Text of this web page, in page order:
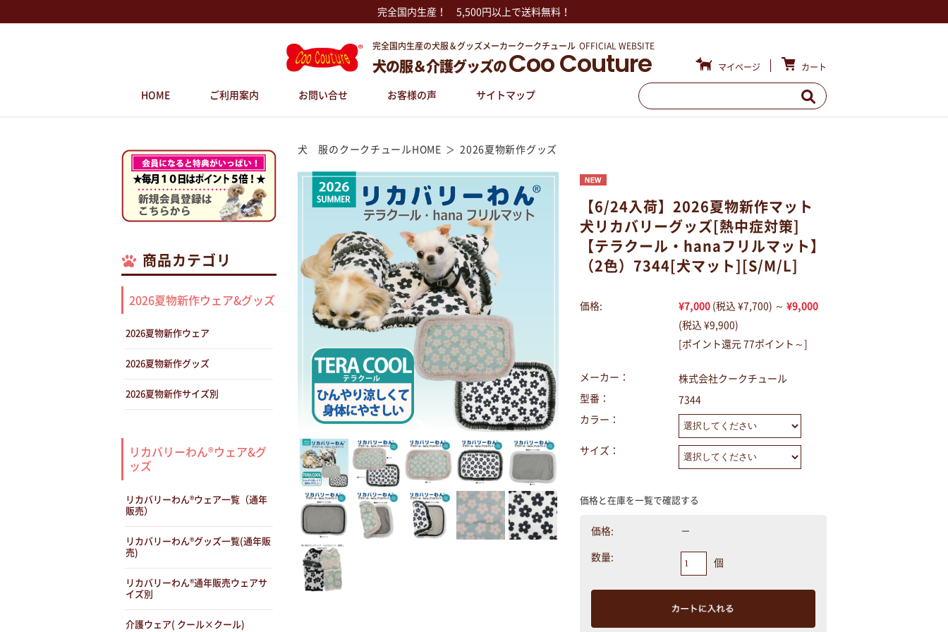
完全国内生産！ 5,500円以上で送料無料！
完全国内生産の犬服＆グッズメーカークークチュール OFFICIAL WEBSITE
犬の服＆介護グッズの Coo Couture マイページ カート
HOME ご利用案内 お問い合せ お客様の声 サイトマップ
犬 服のクークチュールHOME 2026夏物新作グッズ
【6/24入荷】2026夏物新作マット
犬リカバリーグッズ[熱中症対策]
【テラクール・hanaフリルマット】
（2色）7344[犬マット][S/M/L]
価格: ¥7,000 (税込 ¥7,700) ～ ¥9,000
(税込 ¥9,900)
[ポイント還元 77ポイント～]
メーカー：
株式会社クークチュール
型番：
7344
カラー：
サイズ：
価格と在庫を一覧で確認する
価格: －
数量:
個
商品カテゴリ
2026夏物新作ウェア&グッズ
2026夏物新作ウェア
2026夏物新作グッズ
2026夏物新作サイズ別
リカバリーわん®ウェア&グ
ッズ
リカバリーわん®ウェア一覧（通年
販売）
リカバリーわん®グッズ一覧(通年販
売)
リカバリーわん®通年販売ウェアサ
イズ別
介護ウェア( クール×クール)